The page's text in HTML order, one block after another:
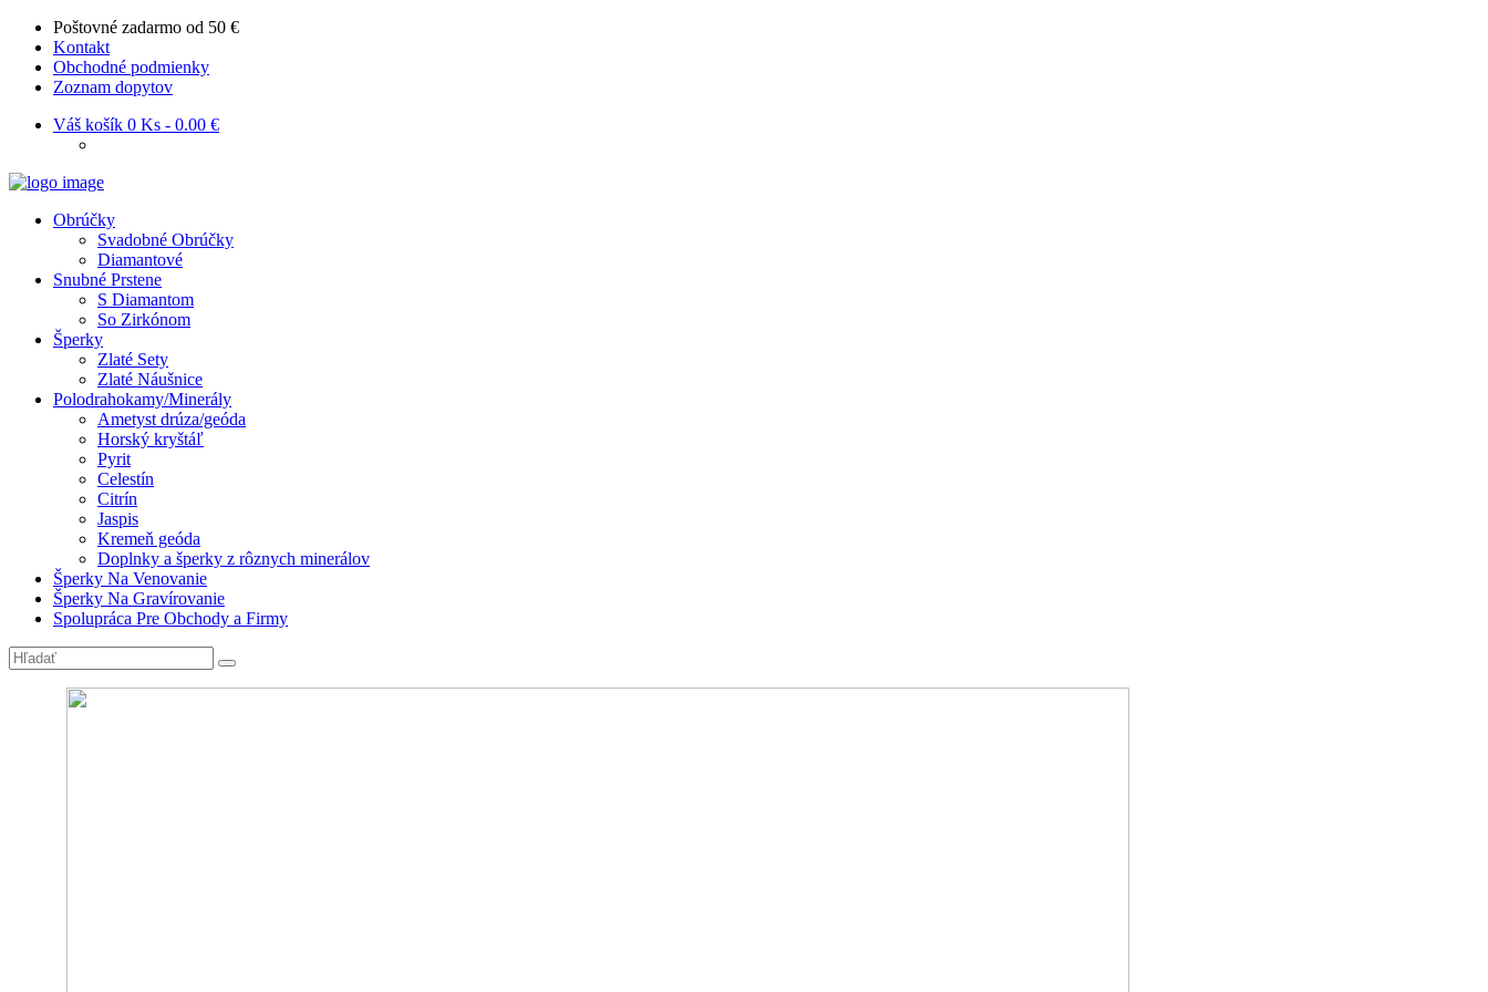
Poštovné zadarmo od 50 €
Kontakt
Obchodné podmienky
Zoznam dopytov
Váš košík 0 Ks - 0.00 €
Obrúčky
Svadobné Obrúčky
Diamantové
Snubné Prstene
S Diamantom
So Zirkónom
Šperky
Zlaté Sety
Zlaté Náušnice
Polodrahokamy/Minerály
Ametyst drúza/geóda
Horský kryštáľ
Pyrit
Celestín
Citrín
Jaspis
Kremeň geóda
Doplnky a šperky z rôznych minerálov
Šperky Na Venovanie
Šperky Na Gravírovanie
Spolupráca Pre Obchody a Firmy